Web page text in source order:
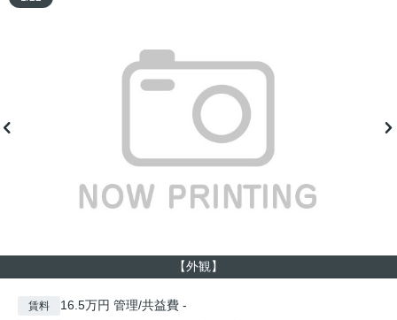
【外観】
賃料 16.5万円 管理/共益費 -